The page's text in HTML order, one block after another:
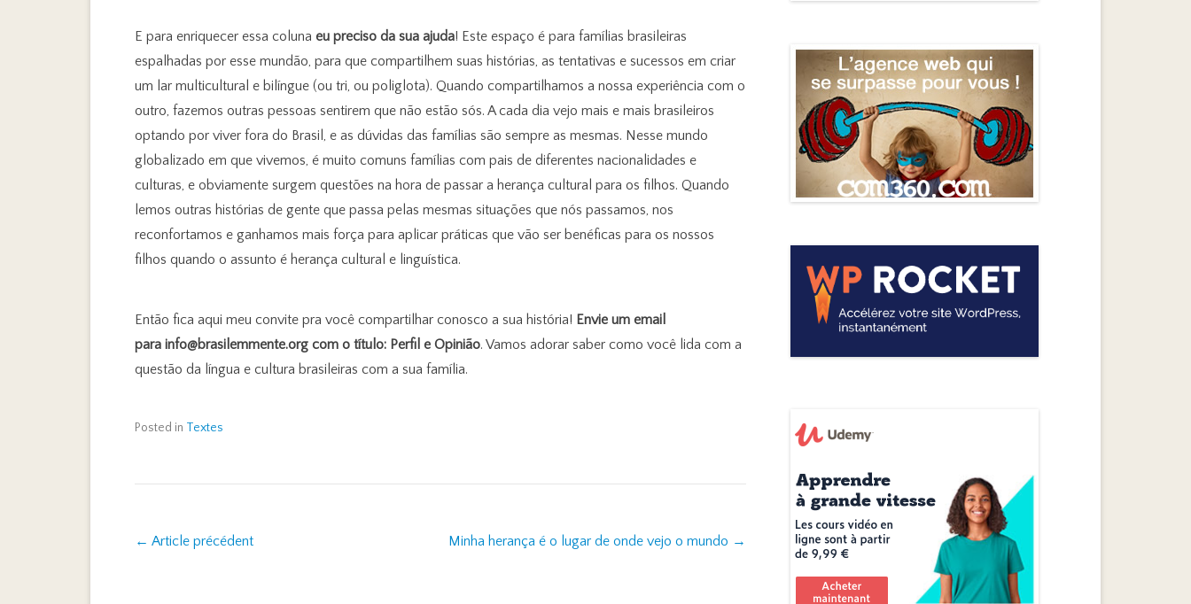
E para enriquecer essa coluna eu preciso da sua ajuda! Este espaço é para famílias brasileiras
espalhadas por esse mundão, para que compartilhem suas histórias, as tentativas e sucessos em criar
um lar multicultural e bilíngue (ou tri, ou poliglota). Quando compartilhamos a nossa experiência com o
outro, fazemos outras pessoas sentirem que não estão sós. A cada dia vejo mais e mais brasileiros
optando por viver fora do Brasil, e as dúvidas das famílias são sempre as mesmas. Nesse mundo
globalizado em que vivemos, é muito comuns famílias com pais de diferentes nacionalidades e
culturas, e obviamente surgem questões na hora de passar a herança cultural para os filhos. Quando
lemos outras histórias de gente que passa pelas mesmas situações que nós passamos, nos
reconfortamos e ganhamos mais força para aplicar práticas que vão ser benéficas para os nossos
filhos quando o assunto é herança cultural e linguística.
Então fica aqui meu convite pra você compartilhar conosco a sua história! Envie um email
para info@brasilemmente.org com o título: Perfil e Opinião. Vamos adorar saber como você lida com a
questão da língua e cultura brasileiras com a sua família.
Posted in Textes
Post navigation
← Article précédent Minha herança é o lugar de onde vejo o mundo →